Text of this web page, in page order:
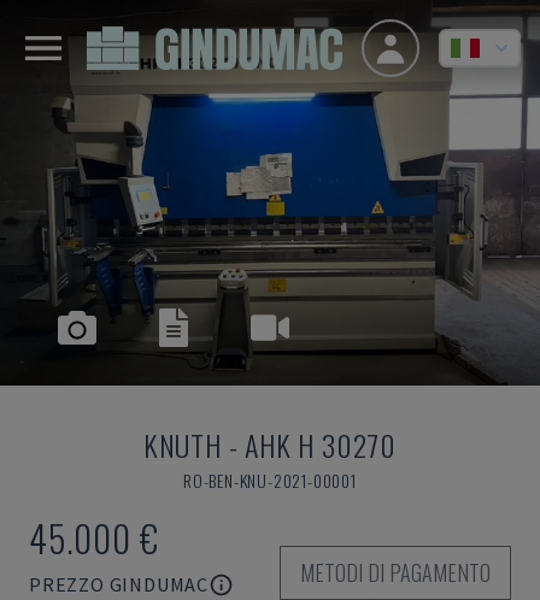
KNUTH - AHK H 30270
RO-BEN-KNU-2021-00001
45.000 €
PREZZO GINDUMAC
METODI DI PAGAMENTO